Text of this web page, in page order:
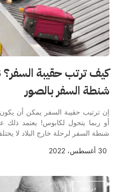
شنطة السفر بالصور
إن ترتيب حقيبة السفر يمكن أن
أو ربما يتحول لكابوس! يعتمد ذلك
شنطة السفر لرحلة خارج البلاد لا
30 أغسطس، 2022
دراسة